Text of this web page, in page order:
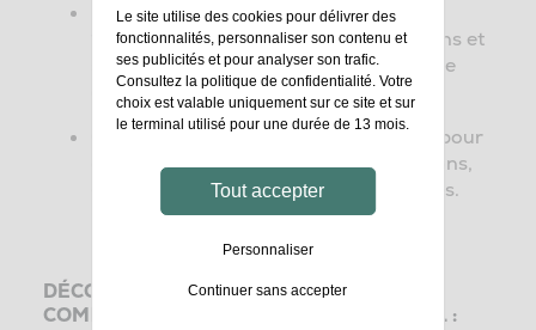
Partager l’expérience et s’inspirer des
tendancespour envisager les évolutions et
s’accorder sur les enjeux pour aligner le
collectif.
Codesigner et prototyper l’expérience
pour
demain, donner du sens aux orientations,
en mesurer l’innovation et les bénéfices.
DÉCOUVREZ NOS EXPERTISES
COMPLÉMENTAIRES EN DESIGN GLOBAL :
Le site utilise des cookies pour délivrer des
fonctionnalités, personnaliser son contenu et
ses publicités et pour analyser son trafic.
Consultez lapolitique de confidentialité . Votre
choix est valable uniquement sur ce site et sur
le terminal utilisé pour une durée de 13 mois.
Tout accepter
Personnaliser
Continuer sans accepter